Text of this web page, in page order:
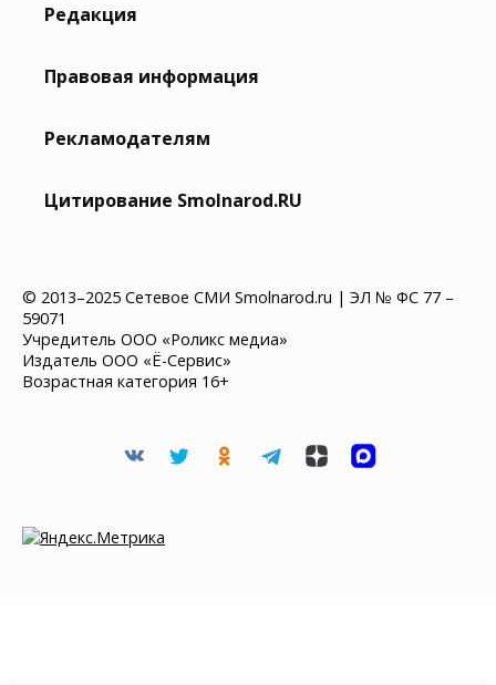
Редакция
Правовая информация
Рекламодателям
Цитирование Smolnarod.RU
© 2013–2025 Сетевое СМИ Smolnarod.ru | ЭЛ № ФС 77 –
59071
Учредитель ООО «Роликс медиа»
Издатель ООО «Ё-Сервис»
Возрастная категория 16+